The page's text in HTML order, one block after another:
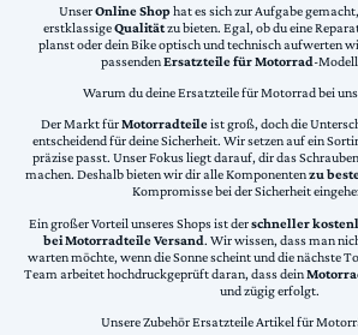
UnserOnline Shophat es sich zur Aufgabe
erstklassigeQualitätzu bieten. Egal, ob du eine
planst oder dein Bike optisch und technisch aufwerten
passendenErsatzteile für Motorrad-
Warum du deine Ersatzteile für Motorrad bei
Der Markt fürMotorradteileist groß, doch die
entscheidend für deine Sicherheit. Wir setzen auf ein
präzise passt. Unser Fokus liegt darauf, dir das
machen. Deshalb bieten wir dir alle Komponentenzu
Kompromisse bei der Sicherheit
Ein großer Vorteil unseres Shops ist derschneller
bei Motorradteile Versand. Wir wissen, dass man
warten möchte, wenn die Sonne scheint und die nächste
Team arbeitet hochdruckgeprüft daran, dass dein
und zügig erfolgt.
Unsere Zubehör Ersatzteile Artikel für